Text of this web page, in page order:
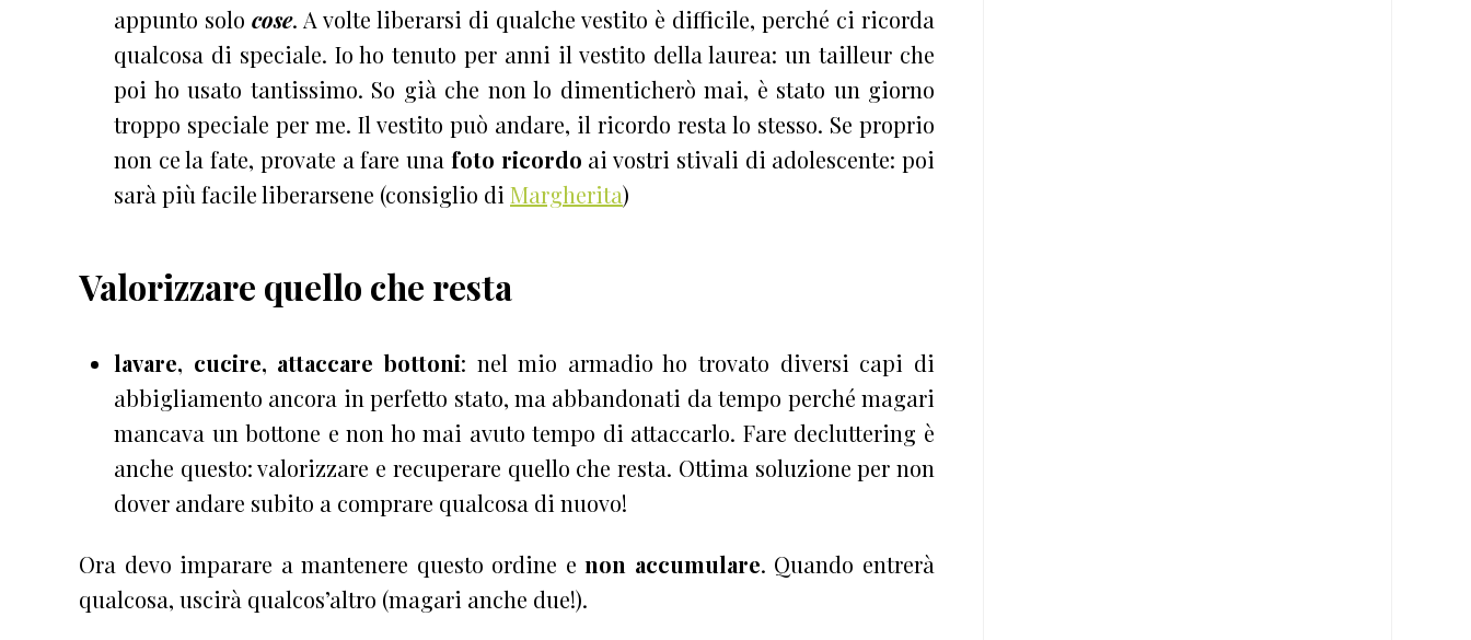
appunto solo cose. A volte liberarsi di qualche vestito è difficile, perché ci ricorda
qualcosa di speciale. Io ho tenuto per anni il vestito della laurea: un tailleur che
poi ho usato tantissimo. So già che non lo dimenticherò mai, è stato un giorno
troppo speciale per me. Il vestito può andare, il ricordo resta lo stesso. Se proprio
non ce la fate, provate a fare una foto ricordo ai vostri stivali di adolescente: poi
sarà più facile liberarsene (consiglio di Margherita)
Valorizzare quello che resta
lavare, cucire, attaccare bottoni: nel mio armadio ho trovato diversi capi di
abbigliamento ancora in perfetto stato, ma abbandonati da tempo perché magari
mancava un bottone e non ho mai avuto tempo di attaccarlo. Fare decluttering è
anche questo: valorizzare e recuperare quello che resta. Ottima soluzione per non
dover andare subito a comprare qualcosa di nuovo!
Ora devo imparare a mantenere questo ordine enon accumulare. Quando entrerà
qualcosa, uscirà qualcos’altro (magari anche due!).